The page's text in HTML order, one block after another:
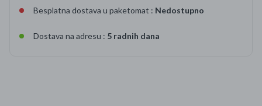
Besplatna dostava u paketomat : Nedostupno
Dostava na adresu : 5 radnih dana